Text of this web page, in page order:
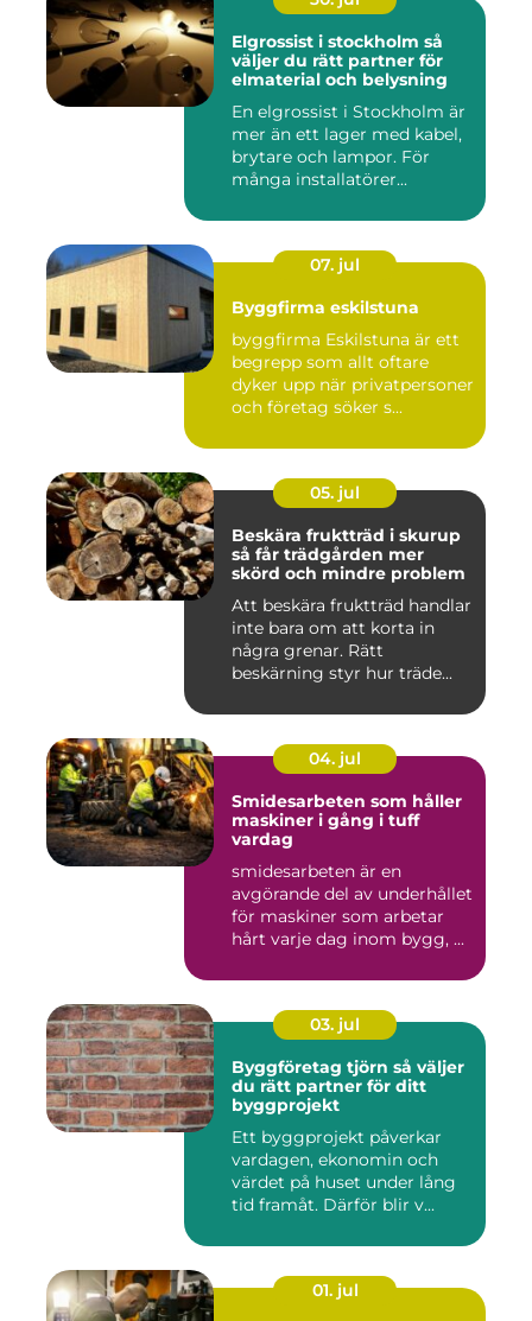
Elgrossist i stockholm så
väljer du rätt partner för
elmaterial och belysning
En elgrossist i Stockholm är
mer än ett lager med kabel,
brytare och lampor. För
många installatörer...
07. jul
Byggfirma eskilstuna
byggfirma Eskilstuna är ett
begrepp som allt oftare
dyker upp när privatpersoner
och företag söker s...
05. jul
Beskära fruktträd i skurup
så får trädgården mer
skörd och mindre problem
Att beskära fruktträd handlar
inte bara om att korta in
några grenar. Rätt
beskärning styr hur träde...
04. jul
Smidesarbeten som håller
maskiner i gång i tuff
vardag
smidesarbeten är en
avgörande del av underhållet
för maskiner som arbetar
hårt varje dag inom bygg, ...
03. jul
Byggföretag tjörn så väljer
du rätt partner för ditt
byggprojekt
Ett byggprojekt påverkar
vardagen, ekonomin och
värdet på huset under lång
tid framåt. Därför blir v...
01. jul